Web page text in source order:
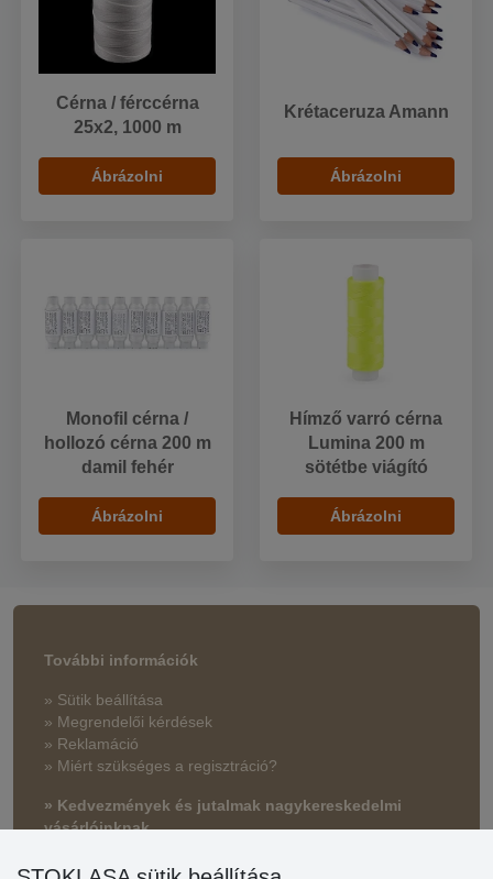
Cérna / férccérna
25x2, 1000 m
Ábrázolni
Krétaceruza Amann
Ábrázolni
Monofil cérna /
hollozó cérna 200 m
damil fehér
Ábrázolni
Hímző varró cérna
Lumina 200 m
sötétbe viágító
Ábrázolni
További információk
» Sütik beállítása
» Megrendelői kérdések
» Reklamáció
» Miért szükséges a regisztráció?
» Kedvezmények és jutalmak nagykereskedelmi
vásárlóinknak
» Súgó